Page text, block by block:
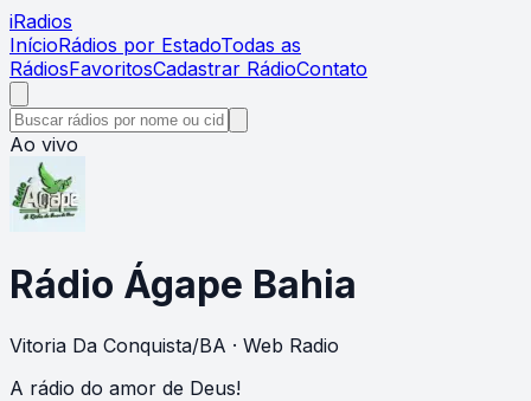
iRadios
InícioRádios por EstadoTodas as
RádiosFavoritosCadastrar RádioContato
Ao vivo
Rádio Ágape Bahia
Vitoria Da Conquista/BA · Web Radio
A rádio do amor de Deus!